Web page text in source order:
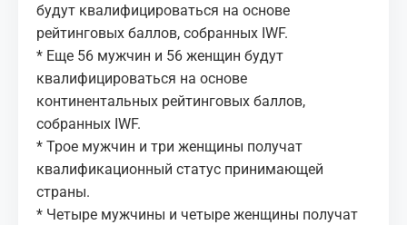
будут квалифицироваться на основе
рейтинговых баллов, собранных IWF.
* Еще 56 мужчин и 56 женщин будут
квалифицироваться на основе
континентальных рейтинговых баллов,
собранных IWF.
* Трое мужчин и три женщины получат
квалификационный статус принимающей
страны.
* Четыре мужчины и четыре женщины получат